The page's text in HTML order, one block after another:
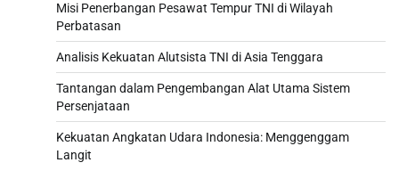
Misi Penerbangan Pesawat Tempur TNI di Wilayah
Perbatasan
Analisis Kekuatan Alutsista TNI di Asia Tenggara
Tantangan dalam Pengembangan Alat Utama Sistem
Persenjataan
Kekuatan Angkatan Udara Indonesia: Menggenggam
Langit